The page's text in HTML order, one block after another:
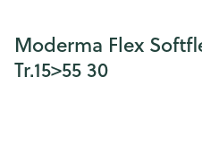
Moderma Flex
Tr.15>55 30